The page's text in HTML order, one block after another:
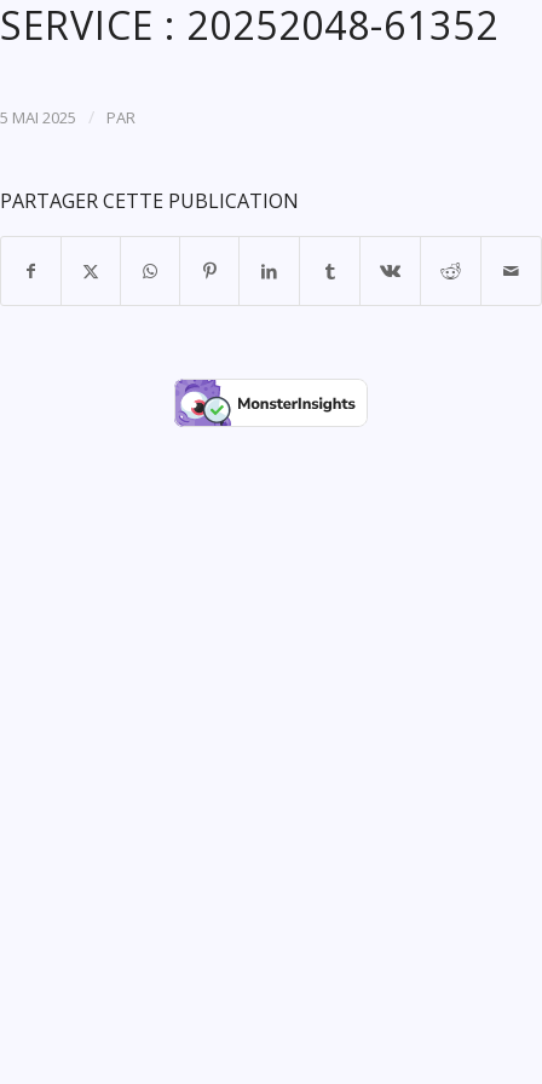
SERVICE : 20252048-61352
5 MAI 2025 / PAR
PARTAGER CETTE PUBLICATION